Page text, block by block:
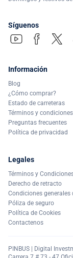
Síguenos
Información
Blog
¿Cómo comprar?
Estado de carreteras
Términos y
Preguntas frecuentes
Política de privacidad
Legales
Términos y
Derecho de retracto
Condiciones generales
Póliza de seguro
Política de Cookies
Contactenos
PINBUS | Digital